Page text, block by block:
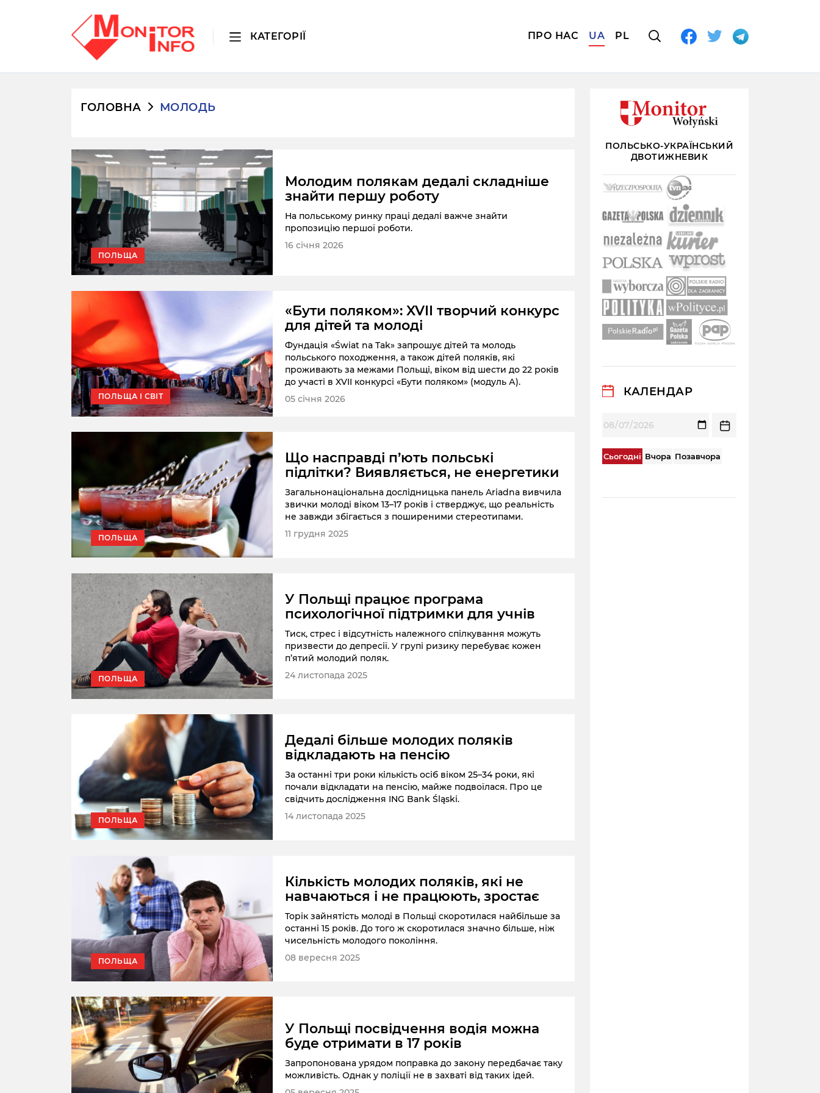
КАТЕГОРІЇ ПРО НАС UA PL
ГОЛОВНА МОЛОДЬ
ПОЛЬЩА
Молодим полякам дедалі складніше
знайти першу роботу
На польському ринку праці дедалі важче знайти
пропозицію першої роботи.
16 січня 2026
ПОЛЬЩА І СВІТ
«Бути поляком»: XVII творчий конкурс
для дітей та молоді
Фундація «Świat na Tak» запрошує дітей та молодь
польського походження, а також дітей поляків, які
проживають за межами Польщі, віком від шести до 22 років
до участі в XVII конкурсі «Бути поляком» (модуль А).
05 січня 2026
ПОЛЬЩА
Що насправді п’ють польські
підлітки? Виявляється, не енергетики
Загальнонаціональна дослідницька панель Ariadna вивчила
звички молоді віком 13–17 років і стверджує, що реальність
не завжди збігається з поширеними стереотипами.
11 грудня 2025
ПОЛЬЩА
У Польщі працює програма
психологічної підтримки для учнів
Тиск, стрес і відсутність належного спілкування можуть
призвести до депресії. У групі ризику перебуває кожен
п’ятий молодий поляк.
24 листопада 2025
ПОЛЬЩА
Дедалі більше молодих поляків
відкладають на пенсію
За останні три роки кількість осіб віком 25–34 роки, які
почали відкладати на пенсію, майже подвоїлася. Про це
свідчить дослідження ING Bank Śląski.
14 листопада 2025
ПОЛЬЩА
Кількість молодих поляків, які не
навчаються і не працюють, зроcтає
Торік зайнятість молоді в Польщі скоротилася найбільше за
останні 15 років. До того ж скоротилася значно більше, ніж
чисельність молодого покоління.
08 вересня 2025
У Польщі посвідчення водія можна
буде отримати в 17 років
Запропонована урядом поправка до закону передбачає таку
можливість. Однак у поліції не в захваті від таких ідей.
ПОЛЬСЬКО-УКРАЇНСЬКИЙ
ДВОТИЖНЕВИК
КАЛЕНДАР
Сьогодні Вчора Позавчора